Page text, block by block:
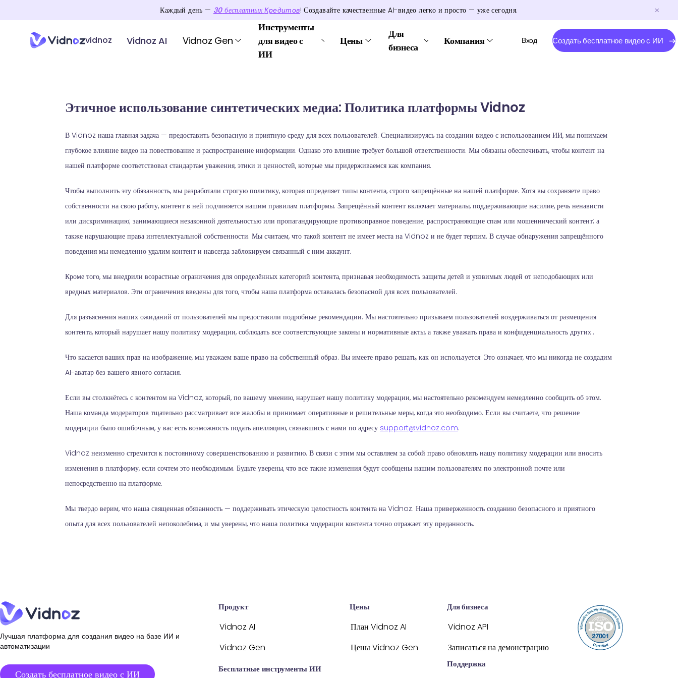
Каждый день — 30бесплатныхКредитов! Создавайте качественные AI-видео легко и просто — уже сегодня.
vidnoz Vidnoz AI Vidnoz Gen
Инструменты
для видео с
ИИ
Цены
Для
бизнеса
Компания Вход Создать бесплатное видео с ИИ
Этичное использование синтетических медиа: Политика платформы Vidnoz
В Vidnoz наша главная задача — предоставить безопасную и приятную среду для всех пользователей. Специализируясь на создании видео с использованием ИИ, мы понимаем
глубокое влияние видео на повествование и распространение информации. Однако это влияние требует большой ответственности. Мы обязаны обеспечивать, чтобы контент на
нашей платформе соответствовал стандартам уважения, этики и ценностей, которые мы придерживаемся как компания.
Чтобы выполнить эту обязанность, мы разработали строгую политику, которая определяет типы контента, строго запрещённые на нашей платформе. Хотя вы сохраняете право
собственности на свою работу, контент в ней подчиняется нашим правилам платформы. Запрещённый контент включает материалы, поддерживающие насилие, речь ненависти
или дискриминацию; занимающиеся незаконной деятельностью или пропагандирующие противоправное поведение; распространяющие спам или мошеннический контент; а
также нарушающие права интеллектуальной собственности. Мы считаем, что такой контент не имеет места на Vidnoz и не будет терпим. В случае обнаружения запрещённого
поведения мы немедленно удалим контент и навсегда заблокируем связанный с ним аккаунт.
Кроме того, мы внедрили возрастные ограничения для определённых категорий контента, признавая необходимость защиты детей и уязвимых людей от неподобающих или
вредных материалов. Эти ограничения введены для того, чтобы наша платформа оставалась безопасной для всех пользователей.
Для разъяснения наших ожиданий от пользователей мы предоставили подробные рекомендации. Мы настоятельно призываем пользователей воздерживаться от размещения
контента, который нарушает нашу политику модерации, соблюдать все соответствующие законы и нормативные акты, а также уважать права и конфиденциальность других..
Что касается ваших прав на изображение, мы уважаем ваше право на собственный образ. Вы имеете право решать, как он используется. Это означает, что мы никогда не создадим
AI-аватар без вашего явного согласия.
Если вы столкнётесь с контентом на Vidnoz, который, по вашему мнению, нарушает нашу политику модерации, мы настоятельно рекомендуем немедленно сообщить об этом.
Наша команда модераторов тщательно рассматривает все жалобы и принимает оперативные и решительные меры, когда это необходимо. Если вы считаете, что решение
модерации было ошибочным, у вас есть возможность подать апелляцию, связавшись с нами по адресу support@vidnoz.com.
Vidnoz неизменно стремится к постоянному совершенствованию и развитию. В связи с этим мы оставляем за собой право обновлять нашу политику модерации или вносить
изменения в платформу, если сочтем это необходимым. Будьте уверены, что все такие изменения будут сообщены нашим пользователям по электронной почте или
непосредственно на платформе.
Мы твердо верим, что наша священная обязанность — поддерживать этическую целостность контента на Vidnoz. Наша приверженность созданию безопасного и приятного
опыта для всех пользователей непоколебима, и мы уверены, что наша политика модерации контента точно отражает эту преданность.
Лучшая платформа для создания видео на базе ИИ и
автоматизации
Создать бесплатное видео с ИИ
Продукт
Vidnoz AI
Vidnoz Gen
Бесплатные инструменты ИИ
Цены
План Vidnoz AI
Цены Vidnoz Gen
Для бизнеса
Vidnoz API
Записаться на демонстрацию
Поддержка